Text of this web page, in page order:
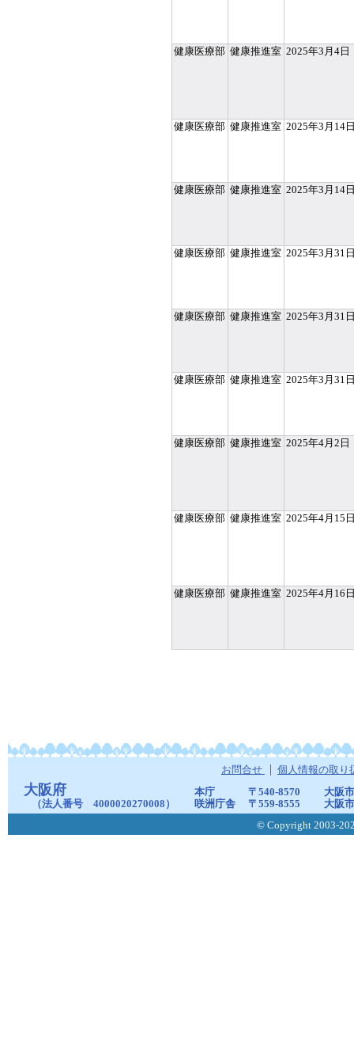
健康医療部 健康推進室 2025年3月4日
健康医療部 健康推進室 2025年3月14
健康医療部 健康推進室 2025年3月14
健康医療部 健康推進室 2025年3月31
健康医療部 健康推進室 2025年3月31
健康医療部 健康推進室 2025年3月31
健康医療部 健康推進室 2025年4月2日
健康医療部 健康推進室 2025年4月15
健康医療部 健康推進室 2025年4月16
お問合せ 個人情報の取り
大阪府
（法人番号 4000020270008）
本庁 〒540-8570
大阪
咲洲庁舎
〒559-8555
大阪
© Copyright 2003-